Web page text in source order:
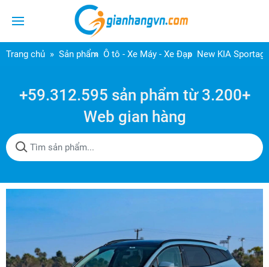
Trang chủ Sản phẩm Ô tô - Xe Máy - Xe Đạp New KIA
+59.312.595 sản phẩm từ 3.200+
Web gian hàng